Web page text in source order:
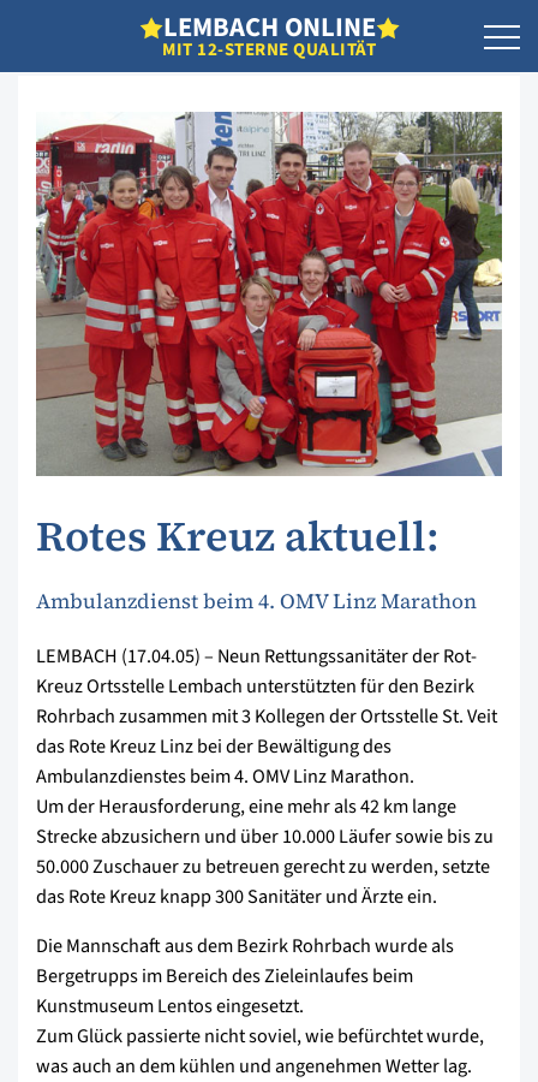
LEMBACH ONLINE
MIT 12-STERNE QUALITÄT
Rotes Kreuz aktuell:
Ambulanzdienst beim 4. OMV Linz Marathon
LEMBACH (17.04.05) – Neun Rettungssanitäter der Rot-
Kreuz Ortsstelle Lembach unterstützten für den Bezirk
Rohrbach zusammen mit 3 Kollegen der Ortsstelle St. Veit
das Rote Kreuz Linz bei der Bewältigung des
Ambulanzdienstes beim 4. OMV Linz Marathon.
Um der Herausforderung, eine mehr als 42 km lange
Strecke abzusichern und über 10.000 Läufer sowie bis zu
50.000 Zuschauer zu betreuen gerecht zu werden, setzte
das Rote Kreuz knapp 300 Sanitäter und Ärzte ein.
Die Mannschaft aus dem Bezirk Rohrbach wurde als
Bergetrupps im Bereich des Zieleinlaufes beim
Kunstmuseum Lentos eingesetzt.
Zum Glück passierte nicht soviel, wie befürchtet wurde,
was auch an dem kühlen und angenehmen Wetter lag.